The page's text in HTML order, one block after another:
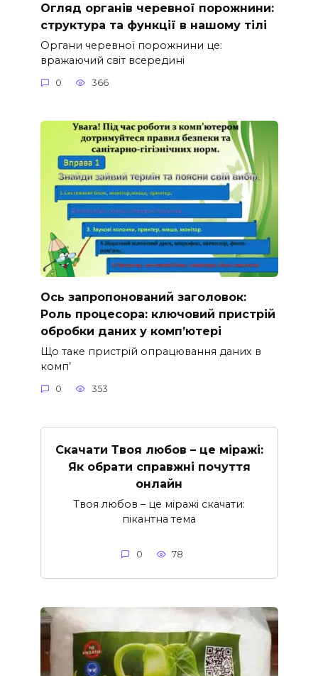
Огляд органів черевної порожнини:
структура та функції в нашому тілі
Органи черевної порожнини це:
вражаючий світ всередині
0 366
Ось запропонований заголовок:
Роль процесора: ключовий пристрій
обробки даних у комп’ютері
Що таке пристрій опрацювання даних в
комп’
0 353
Скачати Твоя любов – це міражі:
Як обрати справжні почуття
онлайн
Твоя любов – це міражі скачати:
пікантна тема
0 78